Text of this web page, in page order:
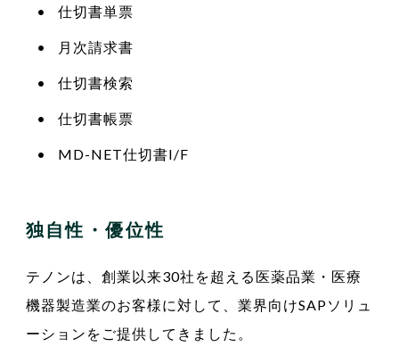
仕切書単票
月次請求書
仕切書検索
仕切書帳票
MD-NET仕切書I/F
独自性・優位性
テノンは、創業以来30社を超える医薬品業・医療
機器製造業のお客様に対して、業界向けSAPソリュ
ーションをご提供してきました。